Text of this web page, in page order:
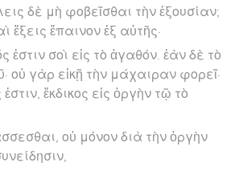
δὲ μὴ φοβεῖσθαι τὴν ἐξουσίαν;
ἕξεις ἔπαινον ἐξ αὐτῆς·
ἐστιν σοὶ εἰς τὸ ἀγαθόν. ἐὰν δὲ τὸ
οὐ γὰρ εἰκῇ τὴν μάχαιραν φορεῖ·
ἔκδικος εἰς ὀργὴν τῷ τὸ
οὐ μόνον διὰ τὴν ὀργὴν